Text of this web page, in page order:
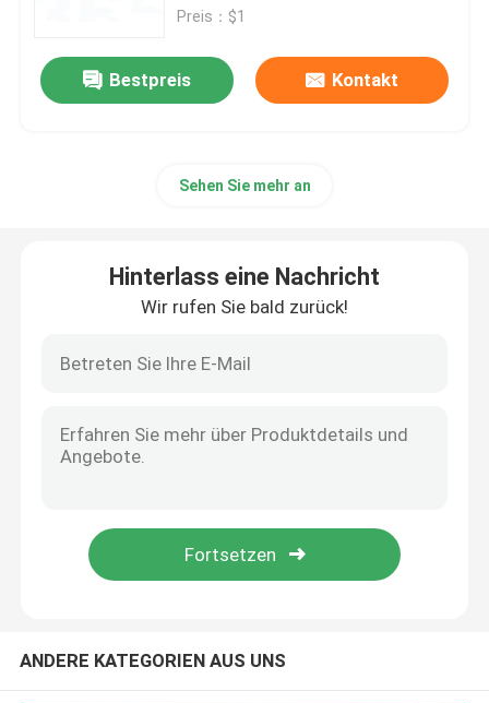
Berufsplus des Büro-2019
Windows 11 Berufs
Windows Server 2025
Windows Server 2022
Preis：$1
Bestpreis Kontakt
Sehen Sie mehr an
Hinterlass eine Nachricht
Wir rufen Sie bald zurück!
ANDERE KATEGORIEN AUS UNS